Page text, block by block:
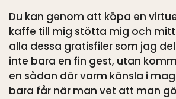
Du kan genom att köpa en
kaffe till mig stötta mig och
alla dessa gratisfiler som jag
inte bara en fin gest, utan
en sådan där varm känsla i
bara får när man vet att man